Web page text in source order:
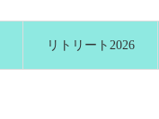
リトリート2026